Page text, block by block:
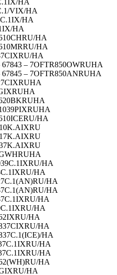
HA
VIX/HA
HA
HA
HA
HA
HA
67843 – 7OFTR850OWRUHA
67845 – 7OFTR850ANRUHA
HA
HA
HA
HA
HA
HA
HA
HA
HA
HA
HA
HA
HA
HA